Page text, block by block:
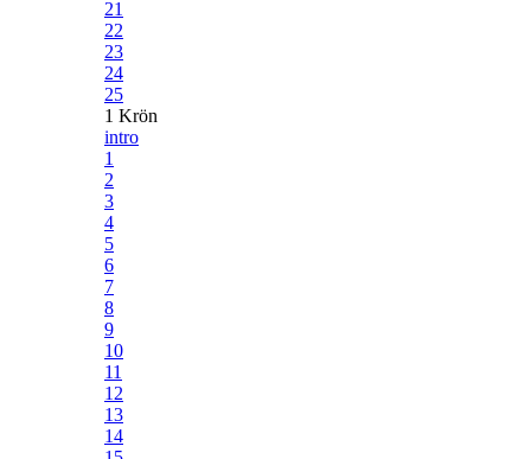
21
22
23
24
25
1 Krön
intro
1
2
3
4
5
6
7
8
9
10
11
12
13
14